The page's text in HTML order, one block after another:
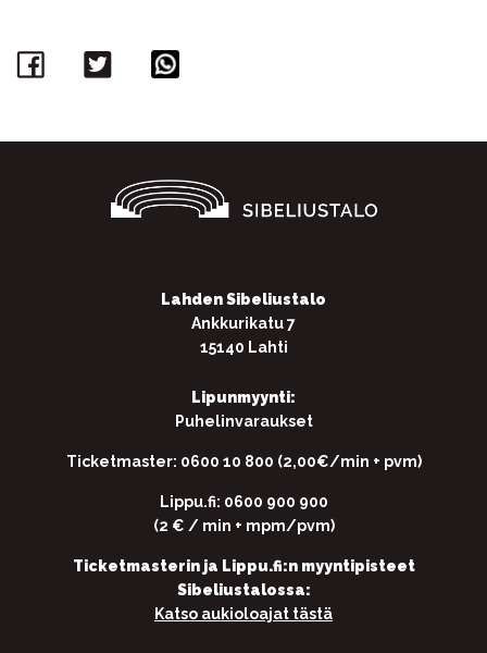
Facebook
Twitter
Lahden Sibeliustalo
Ankkurikatu 7
15140 Lahti
Lipunmyynti:
Puhelinvaraukset
Ticketmaster: 0600 10 800 (2,00€/min + pvm)
Lippu.fi: 0600 900 900
(2 € / min + mpm/pvm)
Ticketmasterin ja Lippu.fi:n myyntipisteet
Sibeliustalossa:
Katso aukioloajat tästä